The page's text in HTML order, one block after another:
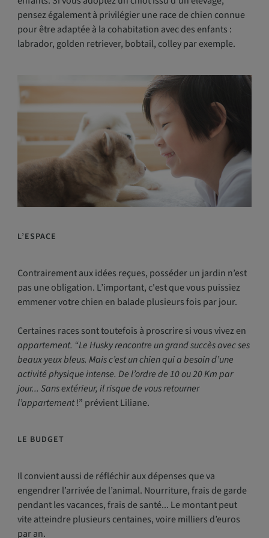
pensez également à privilégier une race de chien connue
pour être adaptée à la cohabitation avec des enfants :
labrador, golden retriever, bobtail, colley par exemple.
L’ESPACE
Contrairement aux idées reçues, posséder un jardin n’est
pas une obligation. L’important, c'est que vous puissiez
emmener votre chien en balade plusieurs fois par jour.
Certaines races sont toutefois à proscrire si vous vivez en
appartement. “Le Husky rencontre un grand succès avec ses
beaux yeux bleus. Mais c’est un chien qui a besoin d’une
activité physique intense. De l’ordre de 10 ou 20 Km par
jour... Sans extérieur, il risque de vous retourner
l’appartement!” prévient Liliane.
LE BUDGET
Il convient aussi de réfléchir aux dépenses que va
engendrer l’arrivée de l’animal. Nourriture, frais de garde
pendant les vacances, frais de santé... Le montant peut
vite atteindre plusieurs centaines, voire milliers d’euros
par an.